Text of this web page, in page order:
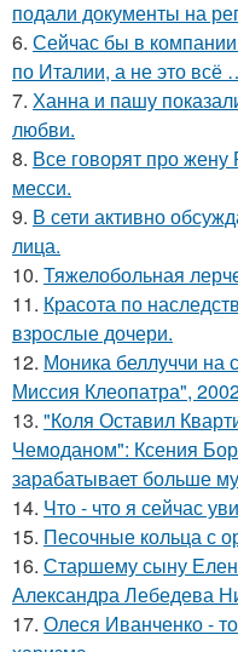
подали документы на
6. Сейчас бы в
по Италии, а не это всё
7. Ханна и пашу
любви.
8. Все говорят про жену
месси.
9. В сети активно
лица.
10. Тяжелобольная
11. Красота по
взрослые дочери.
12. Моника беллуччи на
Миссия Клеопатра",
13. "Коля Оставил
Чемоданом": Ксения
зарабатывает больше
14. Что - что я сейчас
15. Песочные кольца с
16. Старшему сыну
Александра Лебедева
17. Олеся Иванченко -